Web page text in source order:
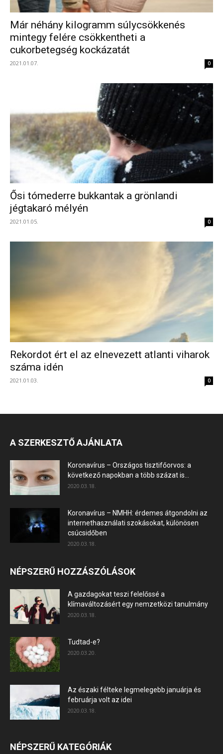
Már néhány kilogramm súlycsökkenés
mintegy felére csökkentheti a
cukorbetegség kockázatát
2021.01.07. 0
Ősi tómederre bukkantak a grönlandi
jégtakaró mélyén
2021.01.05. 0
Rekordot ért el az elnevezett atlanti viharok
száma idén
2021.01.03. 0
A SZERKESZTŐ AJÁNLATA
Koronavírus – Országos tisztifőorvos: a
következő napokban a több százat is...
2020.03.18.
Koronavírus – NMHH: érdemes átgondolni az
internethasználati szokásokat, különösen
csúcsidőben
2020.03.18.
NÉPSZERŰ HOZZÁSZÓLÁSOK
A gazdagokat teszi felelőssé a
klímaváltozásért egy nemzetközi tanulmány
2020.03.18.
Tudtad-e?
2020.03.20.
Az északi félteke legmelegebb januárja és
februárja volt az idei
2020.03.18.
NÉPSZERŰ KATEGÓRIÁK